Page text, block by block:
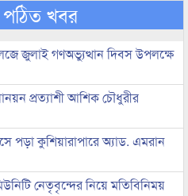
পঠিত খবর
জুলাই গণঅভ্যুত্থান দিবস উপলক্ষে
প্রত্যাশী আশিক চৌধুরীর
পড়া কুশিয়ারাপারে অ্যাড. এমরান
নেতৃবৃন্দের নিয়ে মতিবিনিময়